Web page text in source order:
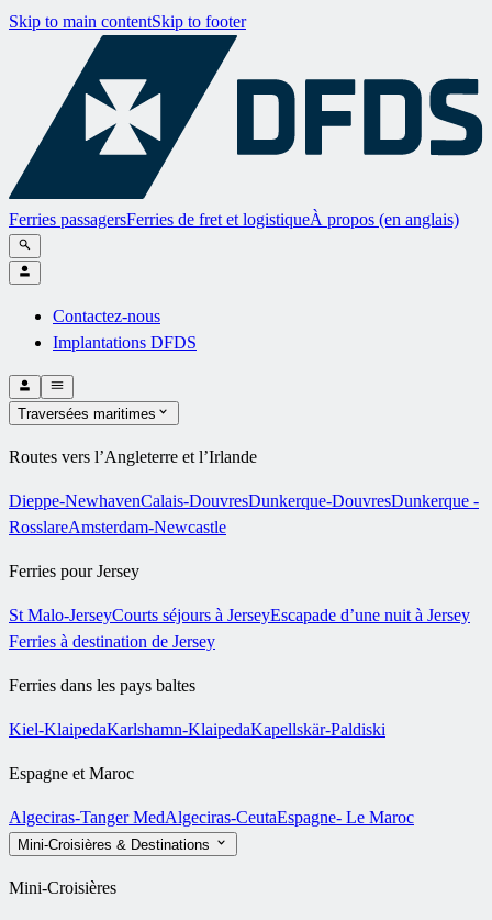
Skip to main contentSkip to footer
Ferries passagersFerries de fret et logistiqueÀ propos (en anglais)
Contactez-nous
Implantations DFDS
Traversées maritimes
Routes vers l’Angleterre et l’Irlande
Dieppe-NewhavenCalais-DouvresDunkerque-DouvresDunkerque -
RosslareAmsterdam-Newcastle
Ferries pour Jersey
St Malo-JerseyCourts séjours à JerseyEscapade d’une nuit à Jersey
Ferries à destination de Jersey
Ferries dans les pays baltes
Kiel-KlaipedaKarlshamn-KlaipedaKapellskär-Paldiski
Espagne et Maroc
Algeciras-Tanger MedAlgeciras-CeutaEspagne- Le Maroc
Mini-Croisières & Destinations
Mini-Croisières